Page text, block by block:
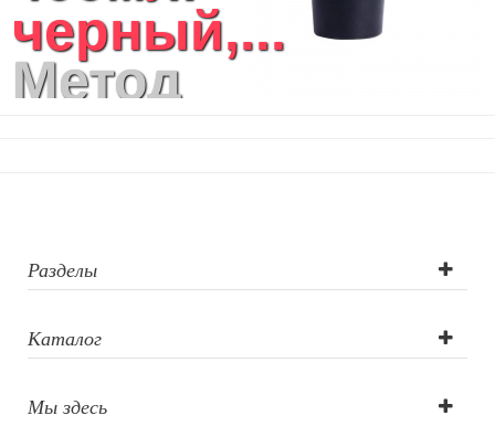
черный,...
Метод
гравировка
круговая до 5
см2, Лазерная
Разделы
Каталог
Мы здесь